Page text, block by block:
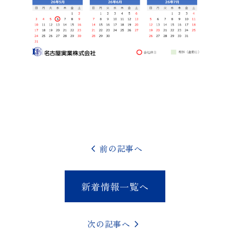
chevron_left 前の記事へ
新着情報一覧へ
次の記事へ chevron_right